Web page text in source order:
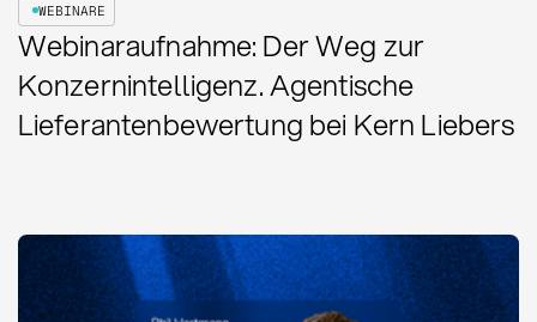
WEBINARE
Webinaraufnahme: Der Weg zur
Konzernintelligenz. Agentische
Lieferantenbewertung bei Kern Liebers